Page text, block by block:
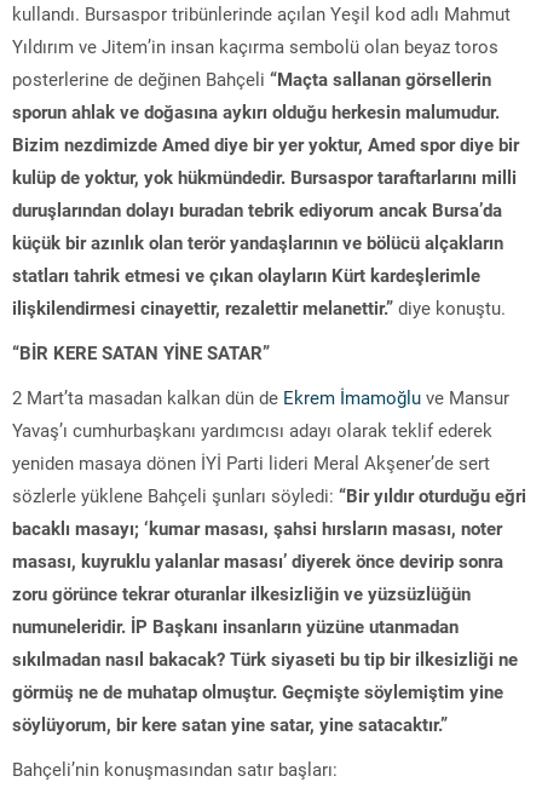
kullandı. Bursaspor tribünlerinde açılan Yeşil kod adlı Mahmut
Yıldırım ve Jitem’in insan kaçırma sembolü olan beyaz toros
posterlerine de değinen Bahçeli “Maçta sallanan görsellerin
sporun ahlak ve doğasına aykırı olduğu herkesin malumudur.
Bizim nezdimizde Amed diye bir yer yoktur, Amed spor diye bir
kulüp de yoktur, yok hükmündedir. Bursaspor taraftarlarını milli
duruşlarından dolayı buradan tebrik ediyorum ancak Bursa’da
küçük bir azınlık olan terör yandaşlarının ve bölücü alçakların
statları tahrik etmesi ve çıkan olayların Kürt kardeşlerimle
ilişkilendirmesi cinayettir, rezalettir melanettir.” diye konuştu.
“BİR KERE SATAN YİNE SATAR”
2 Mart’ta masadan kalkan dün de Ekrem İmamoğlu ve Mansur
Yavaş’ı cumhurbaşkanı yardımcısı adayı olarak teklif ederek
yeniden masaya dönen İYİ Parti lideri Meral Akşener’de sert
sözlerle yüklene Bahçeli şunları söyledi: “Bir yıldır oturduğu eğri
bacaklı masayı; ‘kumar masası, şahsi hırsların masası, noter
masası, kuyruklu yalanlar masası’ diyerek önce devirip sonra
zoru görünce tekrar oturanlar ilkesizliğin ve yüzsüzlüğün
numuneleridir. İP Başkanı insanların yüzüne utanmadan
sıkılmadan nasıl bakacak? Türk siyaseti bu tip bir ilkesizliği ne
görmüş ne de muhatap olmuştur. Geçmişte söylemiştim yine
söylüyorum, bir kere satan yine satar, yine satacaktır.”
Bahçeli’nin konuşmasından satır başları: